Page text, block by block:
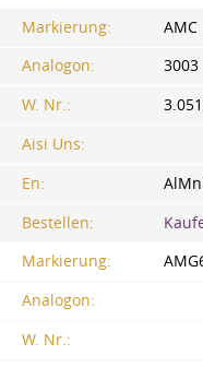
Markierung:
AMC
Analogon:
3003
W. Nr.:
Aisi Uns:
En:
Bestellen:
Markierung:
Analogon:
W. Nr.: